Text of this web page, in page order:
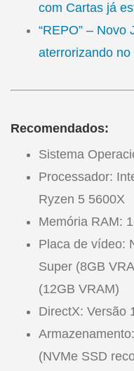
com Cartas já
“REPO” – Novo
aterrorizando no
Recomendados:
Sistema
Processador:
Ryzen 5 5600X
Memória RAM:
Placa de vídeo:
Super (8GB
(12GB VRAM)
DirectX: Versão
(NVMe SSD